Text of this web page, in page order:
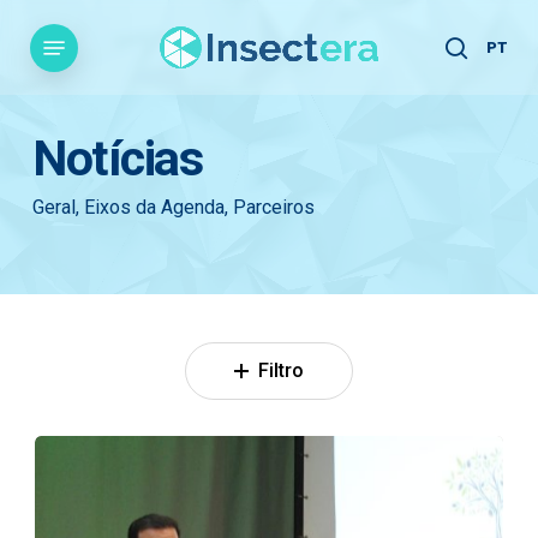
main
PT
search
Menu
Notícias
Geral, Eixos da Agenda, Parceiros
Filtro
1º